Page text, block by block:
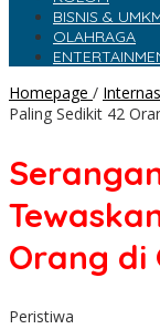
BISNIS &
OLAHRAGA
Homepage /
Paling Sedikit 42
Orang di
Peristiwa